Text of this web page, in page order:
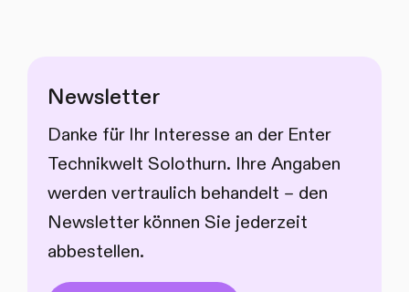
Newsletter
Danke für Ihr Interesse an der Enter
Technikwelt Solothurn. Ihre Angaben
werden vertraulich behandelt – den
Newsletter können Sie jederzeit
abbestellen.